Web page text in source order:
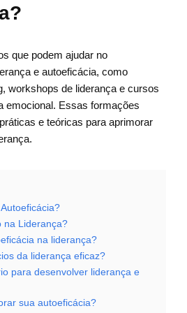
que podem ajudar no
e autoeficácia, como
workshops de liderança e cursos
emocional. Essas formações
e teóricas para aprimorar
na Liderança?
na liderança?
da liderança eficaz?
para desenvolver liderança e
sua autoeficácia?